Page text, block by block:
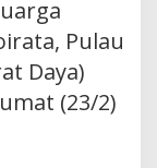
Pulau
Daya)
(23/2)